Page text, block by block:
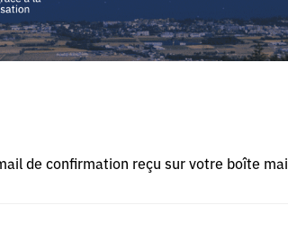
de confirmation reçu sur votre boîte